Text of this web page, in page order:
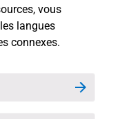
vous
langues
connexes.